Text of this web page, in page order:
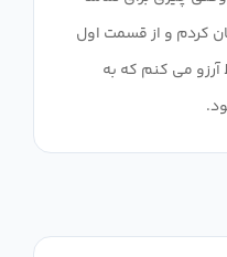
کردم و از قسمت اول
می کنم که به